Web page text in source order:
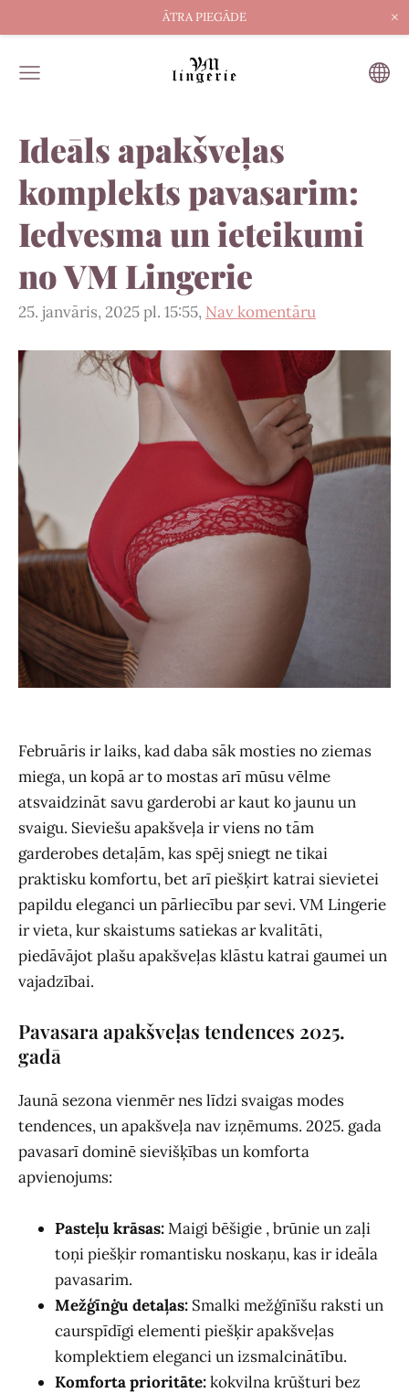
ĀTRA PIEGĀDE ×
Ideāls apakšveļas
komplekts pavasarim:
Iedvesma un ieteikumi
no VM Lingerie
25. janvāris, 2025 pl. 15:55, Nav komentāru
Februāris ir laiks, kad daba sāk mosties no ziemas
miega, un kopā ar to mostas arī mūsu vēlme
atsvaidzināt savu garderobi ar kaut ko jaunu un
svaigu. Sieviešu apakšveļa ir viens no tām
garderobes detaļām, kas spēj sniegt ne tikai
praktisku komfortu, bet arī piešķirt katrai sievietei
papildu eleganci un pārliecību par sevi. VM Lingerie
ir vieta, kur skaistums satiekas ar kvalitāti,
piedāvājot plašu apakšveļas klāstu katrai gaumei un
vajadzībai.
Pavasara apakšveļas tendences 2025.
gadā
Jaunā sezona vienmēr nes līdzi svaigas modes
tendences, un apakšveļa nav izņēmums. 2025. gada
pavasarī dominē sievišķības un komforta
apvienojums:
Pasteļu krāsas:Maigi bēšigie , brūnie un zaļi
toņi piešķir romantisku noskaņu, kas ir ideāla
pavasarim.
Mežģīnġu detaļas: Smalki mežģīnīšu raksti un
caurspīdīgi elementi piešķir apakšveļas
komplektiem eleganci un izsmalcinātību.
Komforta prioritāte:kokvilna krūšturi bez